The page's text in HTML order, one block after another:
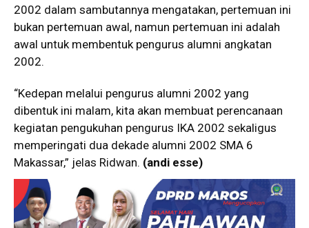
2002 dalam sambutannya mengatakan, pertemuan ini
bukan pertemuan awal, namun pertemuan ini adalah
awal untuk membentuk pengurus alumni angkatan
2002.
“Kedepan melalui pengurus alumni 2002 yang
dibentuk ini malam, kita akan membuat perencanaan
kegiatan pengukuhan pengurus IKA 2002 sekaligus
memperingati dua dekade alumni 2002 SMA 6
Makassar,” jelas Ridwan. (andi esse)